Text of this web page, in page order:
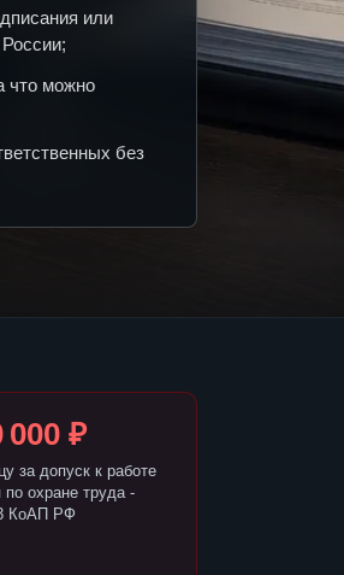
или
что можно
без
000 ₽
за допуск к работе
по охране труда -
КоАП РФ